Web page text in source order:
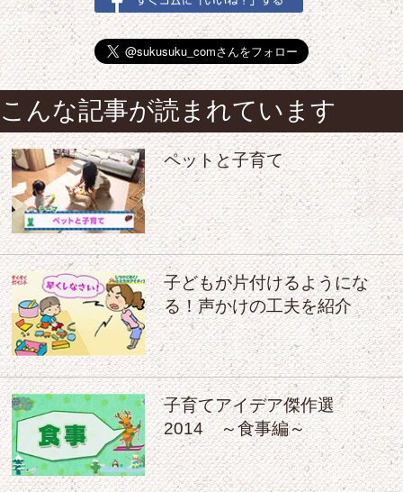
こんな記事が読まれています
ペットと子育て
子どもが片付けるようにな
る！声かけの工夫を紹介
子育てアイデア傑作選
2014 ～食事編～